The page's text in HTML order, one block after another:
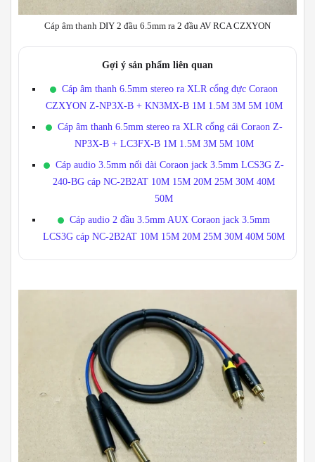
Cáp âm thanh DIY 2 đầu 6.5mm ra 2 đầu AV RCA CZXYON
Gợi ý sản phẩm liên quan
Cáp âm thanh 6.5mm stereo ra XLR cổng đực Coraon
CZXYON Z-NP3X-B + KN3MX-B 1M 1.5M 3M 5M 10M
Cáp âm thanh 6.5mm stereo ra XLR cổng cái Coraon Z-
NP3X-B + LC3FX-B 1M 1.5M 3M 5M 10M
Cáp audio 3.5mm nối dài Coraon jack 3.5mm LCS3G Z-
240-BG cáp NC-2B2AT 10M 15M 20M 25M 30M 40M
50M
Cáp audio 2 đầu 3.5mm AUX Coraon jack 3.5mm
LCS3G cáp NC-2B2AT 10M 15M 20M 25M 30M 40M 50M